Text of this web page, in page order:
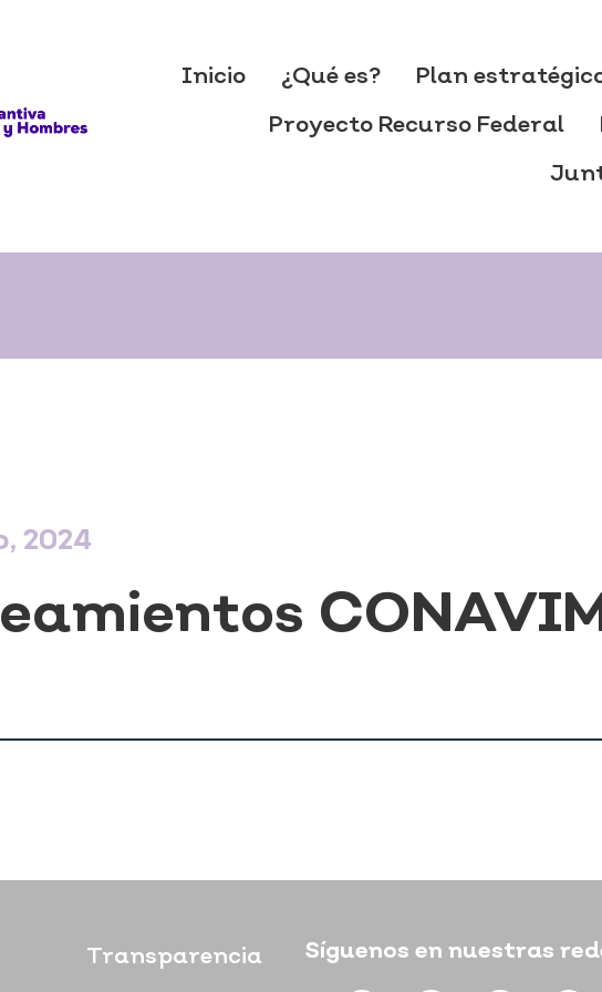
Inicio ¿Qué es? Plan
Proyecto Recurso Federal
2024
Transparencia Síguenos en nuestras